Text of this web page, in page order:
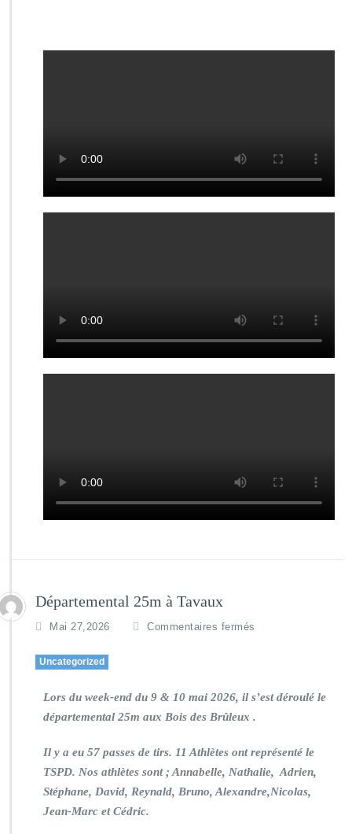
Départemental 25m à Tavaux
Mai 27,2026 Commentaires fermés
Uncategorized
Lors du week-end du 9 & 10 mai 2026, il s’est déroulé le
départemental 25m aux Bois des Brûleux .
Il y a eu 57 passes de tirs. 11 Athlètes ont représenté le
TSPD. Nos athlètes sont ; Annabelle, Nathalie, Adrien,
Stéphane, David, Reynald, Bruno, Alexandre,Nicolas,
Jean-Marc et Cédric.